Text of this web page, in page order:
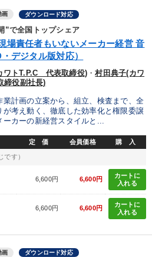
画 ダウンロード対応
”で全国トップシェア
場責任者もいないメーカー経営 音
デジタル版対応）
ワトT.P.C 代表取締役) ・村田典子(カワ
締役副社長)
計画の立案から、組立、検査まで、全
考え動く、徹底した効率化と権限委譲
カーの新経営スタイルと...
定 価 会員価格 購 入
です）
6,600円 6,600円
カートに
入れる
6,600円 6,600円
カートに
入れる
画 ダウンロード対応